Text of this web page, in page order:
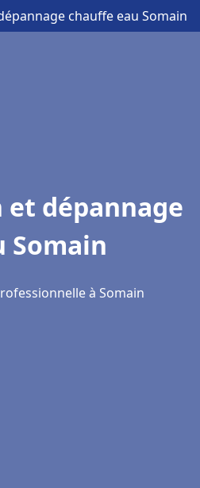
chauffe eau Somain
dépannage
Somain
à Somain